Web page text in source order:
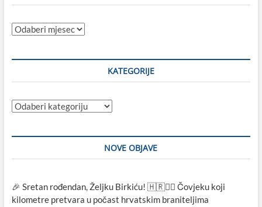
Sve
KATEGORIJE
Kategorije
NOVE OBJAVE
🎉 Sretan rođendan, Željku Birkiću! 🇭🇷🏃‍♂️ Čovjeku koji
kilometre pretvara u počast hrvatskim braniteljima